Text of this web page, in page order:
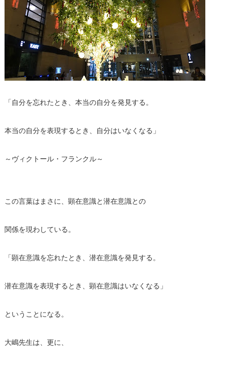
「自分を忘れたとき、本当の自分を発見する。
本当の自分を表現するとき、自分はいなくなる」
～ヴィクトール・フランクル～
この言葉はまさに、顕在意識と潜在意識との
関係を現わしている。
「顕在意識を忘れたとき、潜在意識を発見する。
潜在意識を表現するとき、顕在意識はいなくなる」
ということになる。
大嶋先生は、更に、